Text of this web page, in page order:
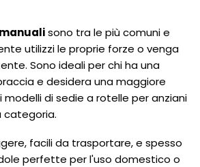
sono tra le più comuni e
utilizzi le proprie forze o venga
Sono ideali per chi ha una
e desidera una maggiore
modelli di sedie a rotelle per anziani
categoria.
facili da trasportare, e spesso
perfette per l'uso domestico o